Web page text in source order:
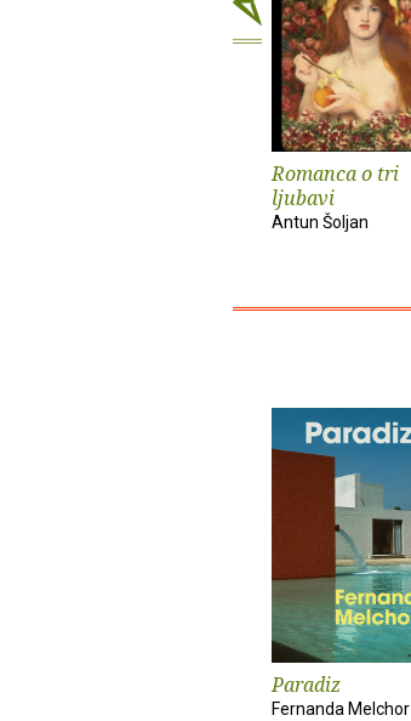
Romanca o tri
ljubavi
Antun Šoljan
Paradiz
Fernanda Melchor